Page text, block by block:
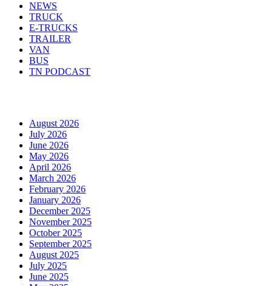
NEWS
TRUCK
E-TRUCKS
TRAILER
VAN
BUS
TN PODCAST
August 2026
July 2026
June 2026
May 2026
April 2026
March 2026
February 2026
January 2026
December 2025
November 2025
October 2025
September 2025
August 2025
July 2025
June 2025